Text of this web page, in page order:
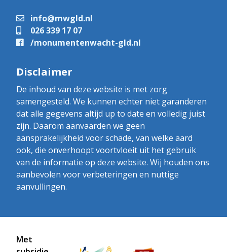
info@mwgld.nl
026 339 17 07
/monumentenwacht-gld.nl
Disclaimer
De inhoud van deze website is met zorg
samengesteld. We kunnen echter niet garanderen
dat alle gegevens altijd up to date en volledig juist
zijn. Daarom aanvaarden we geen
aansprakelijkheid voor schade, van welke aard
ook, die onverhoopt voortvloeit uit het gebruik
van de informatie op deze website. Wij houden ons
aanbevolen voor verbeteringen en nuttige
aanvullingen.
Met